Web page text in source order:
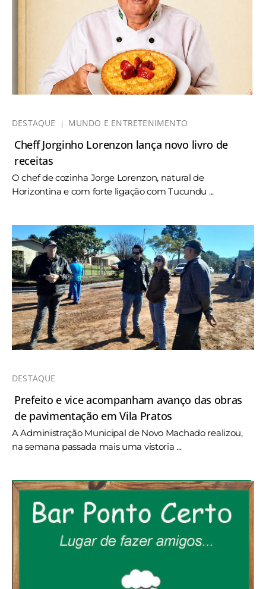
DESTAQUE MUNDO E ENTRETENIMENTO
Cheff Jorginho Lorenzon lança novo livro de
receitas
O chef de cozinha Jorge Lorenzon, natural de
Horizontina e com forte ligação com Tucundu ...
DESTAQUE
Prefeito e vice acompanham avanço das obras
de pavimentação em Vila Pratos
A Administração Municipal de Novo Machado realizou,
na semana passada mais uma vistoria ...